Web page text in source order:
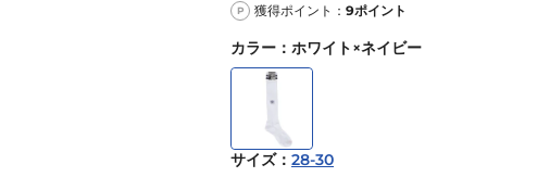
P 獲得ポイント： 9ポイント
カラー ： ホワイト×ネイビー
サイズ： 28-30